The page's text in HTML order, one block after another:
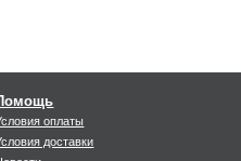
оплаты
доставки